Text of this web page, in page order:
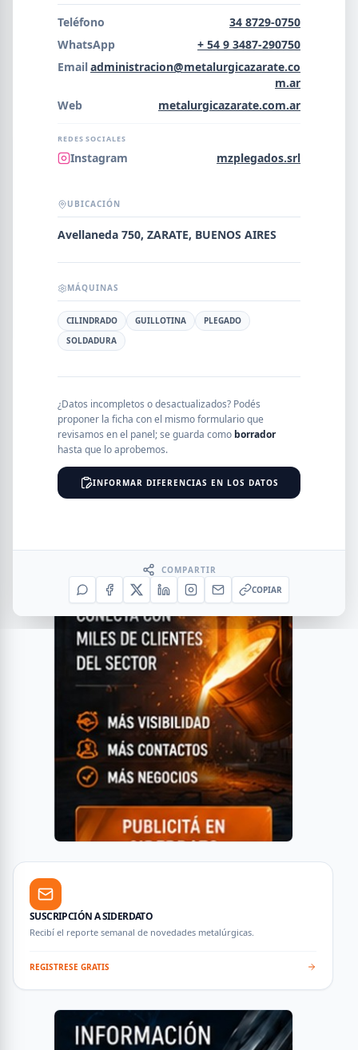
NOMBRE
SEGMENTO
PROVINCIA
SUSCRIPCIÓN A SIDERDATO
Recibí el reporte semanal de novedades metalúrgicas.
REGISTRESE GRATIS
Teléfono
34 8729-0750
WhatsApp
+ 54 9 3487-290750
Emailadministracion@metalurgicazarate.co
m.ar
Web
metalurgicazarate.com.ar
REDES SOCIALES
Instagram mzplegados.srl
UBICACIÓN
Avellaneda 750, ZARATE, BUENOS AIRES
MÁQUINAS
CILINDRADO GUILLOTINA
PLEGADO
SOLDADURA
¿Datos incompletos o desactualizados? Podés
proponer la ficha con el mismo formulario que
revisamos en el panel; se guarda como borrador
hasta que lo aprobemos.
INFORMAR DIFERENCIAS EN LOS DATOS
COMPARTIR
COPIAR